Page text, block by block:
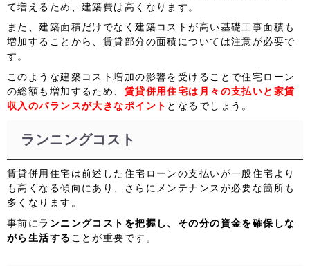
て増えるため、建築費は高くなります。
また、建築面積だけでなく建築コストが高い基礎工事面積も
増加することから、賃貸部分の面積については注意が必要で
す。
このような建築コスト増加の影響を受けることで住宅ローン
の総額も増加するため、 賃貸併用住宅は月々の支払いと家賃
収入のバランスが大きなポイント となるでしょう。
ランニングコスト
賃貸併用住宅は前述した住宅ローンの支払いが一般住宅より
も高くなる傾向にあり、さらにメンテナンスが必要な箇所も
多くなります。
事前に ランニングコストを把握し、その分の資金を確保しな
がら生活する ことが重要です。